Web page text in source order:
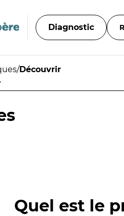
Diagnostic
/Découvrir
Quel est le